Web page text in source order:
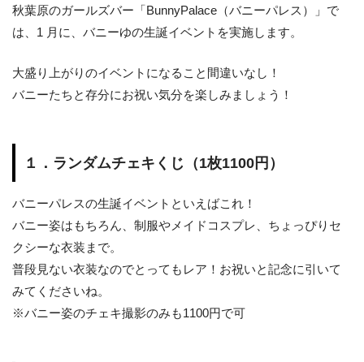
秋葉原のガールズバー「BunnyPalace（バニーパレス）」で
は、1 月に、バニーゆの生誕イベントを実施します。
大盛り上がりのイベントになること間違いなし！
バニーたちと存分にお祝い気分を楽しみましょう！
１．ランダムチェキくじ（1枚1100円）
バニーパレスの生誕イベントといえばこれ！
バニー姿はもちろん、制服やメイドコスプレ、ちょっぴりセ
クシーな衣装まで。
普段見ない衣装なのでとってもレア！お祝いと記念に引いて
みてくださいね。
※バニー姿のチェキ撮影のみも1100円で可